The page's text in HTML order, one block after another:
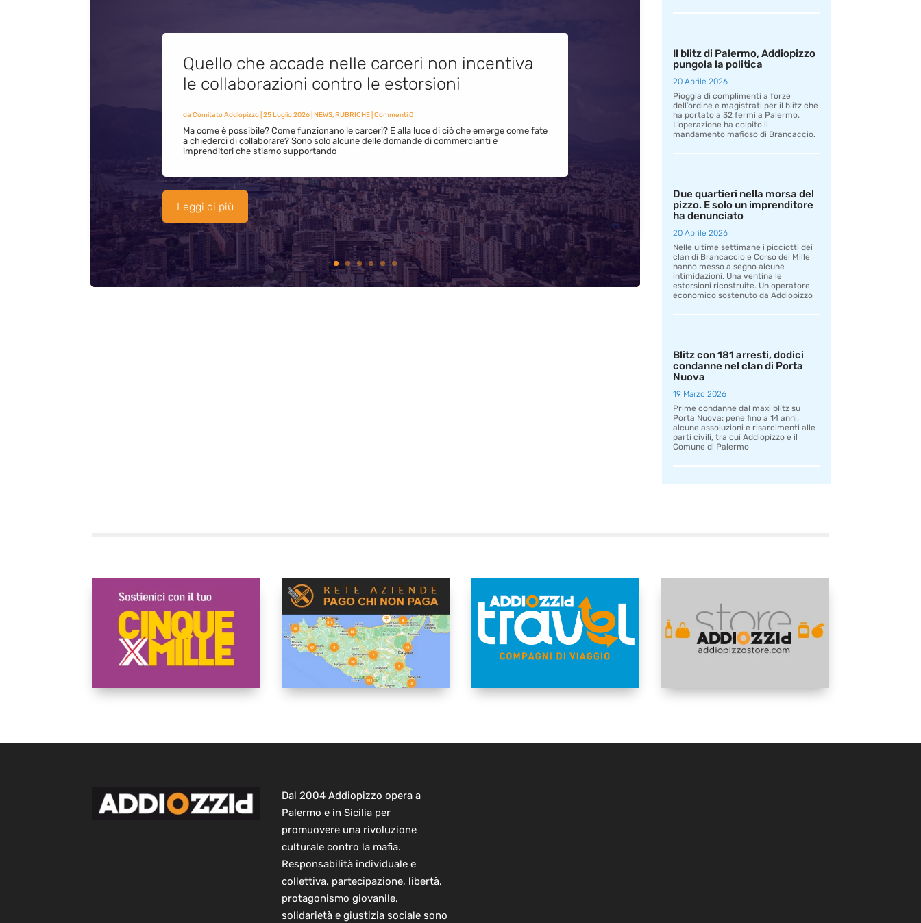
Quello che accade nelle carceri non incentiva
le collaborazioni contro le estorsioni
da Comitato Addiopizzo| 25 Luglio 2026| NEWS,RUBRICHE| Commenti 0
Ma come è possibile? Come funzionano le carceri? E alla luce di ciò che emerge come fate
a chiederci di collaborare? Sono solo alcune delle domande di commercianti e
imprenditori che stiamo supportando
Leggi di più
Il blitz di Palermo, Addiopizzo
pungola la politica
20 Aprile 2026
Pioggia di complimenti a forze
dell’ordine e magistrati per il blitz che
ha portato a 32 fermi a Palermo.
L’operazione ha colpito il
mandamento mafioso di Brancaccio.
Due quartieri nella morsa del
pizzo. E solo un imprenditore
ha denunciato
20 Aprile 2026
Nelle ultime settimane i picciotti dei
clan di Brancaccio e Corso dei Mille
hanno messo a segno alcune
intimidazioni. Una ventina le
estorsioni ricostruite. Un operatore
economico sostenuto da Addiopizzo
Blitz con 181 arresti, dodici
condanne nel clan di Porta
Nuova
19 Marzo 2026
Prime condanne dal maxi blitz su
Porta Nuova: pene fino a 14 anni,
alcune assoluzioni e risarcimenti alle
parti civili, tra cui Addiopizzo e il
Comune di Palermo
Dal 2004 Addiopizzo opera a
Palermo e in Sicilia per
promuovere una rivoluzione
culturale contro la mafia.
Responsabilità individuale e
collettiva, partecipazione, libertà,
protagonismo giovanile,
solidarietà e giustizia sociale sono